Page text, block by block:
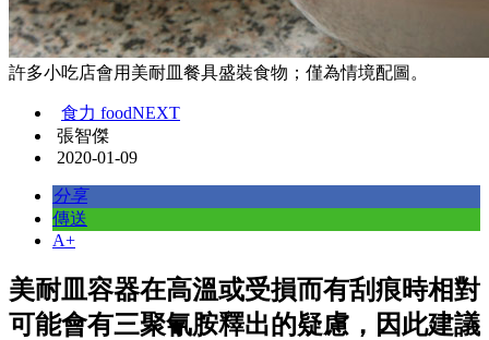
許多小吃店會用美耐皿餐具盛裝食物；僅為情境配圖。
食力 foodNEXT
張智傑
2020-01-09
分享
傳送
A+
美耐皿容器在高溫或受損而有刮痕時相對
可能會有三聚氰胺釋出的疑慮，因此建議